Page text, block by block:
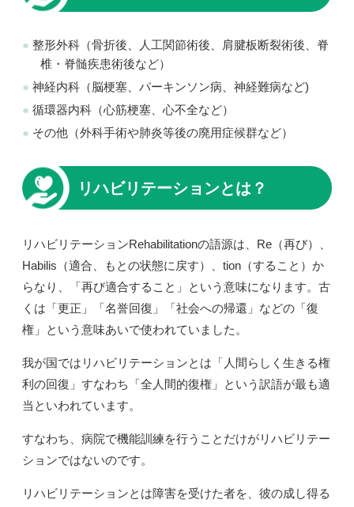
整形外科（骨折後、人工関節術後、肩腱板断裂術後、脊
椎・脊髄疾患術後など）
神経内科（脳梗塞、パーキンソン病、神経難病など)
循環器内科（心筋梗塞、心不全など）
その他（外科手術や肺炎等後の廃用症候群など）
リハビリテーションとは？
リハビリテーションRehabilitationの語源は、Re（再び）、
Habilis（適合、もとの状態に戻す）、tion（すること）か
らなり、「再び適合すること」という意味になります。古
くは「更正」「名誉回復」「社会への帰還」などの「復
権」という意味あいで使われていました。
我が国ではリハビリテーションとは「人間らしく生きる権
利の回復」すなわち「全人間的復権」という訳語が最も適
当といわれています。
すなわち、病院で機能訓練を行うことだけがリハビリテー
ションではないのです。
リハビリテーションとは障害を受けた者を、彼の成し得る